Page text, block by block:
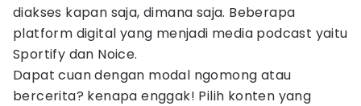
diakses kapan saja, dimana saja. Beberapa
platform digital yang menjadi media podcast yaitu
Sportify dan Noice.
Dapat cuan dengan modal ngomong atau
bercerita? kenapa enggak! Pilih konten yang